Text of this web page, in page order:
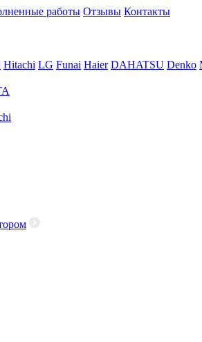
работы Отзывы Контакты
Hitachi LG Funai Haier DAHATSU Denko